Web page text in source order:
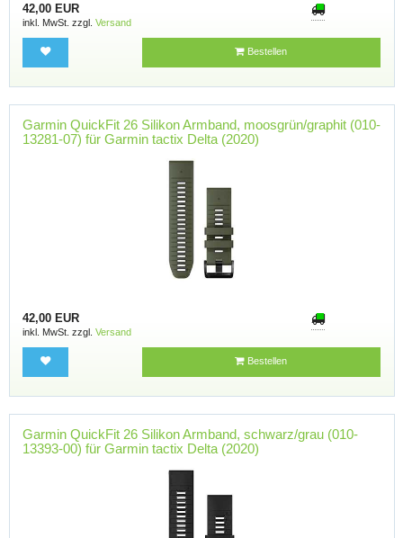
42,00 EUR
inkl. MwSt. zzgl. Versand
Bestellen
Garmin QuickFit 26 Silikon Armband, moosgrün/graphit (010-
13281-07) für Garmin tactix Delta (2020)
42,00 EUR
inkl. MwSt. zzgl. Versand
Bestellen
Garmin QuickFit 26 Silikon Armband, schwarz/grau (010-
13393-00) für Garmin tactix Delta (2020)